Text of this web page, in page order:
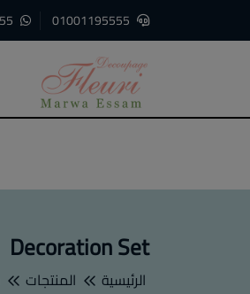
1
2
Decoration Set
الرئيسية المنتجات